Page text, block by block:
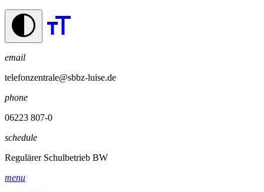
email
telefonzentrale@sbbz-luise.de
phone
06223 807-0
schedule
Regulärer Schulbetrieb BW
menu